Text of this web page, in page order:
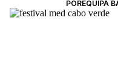
CULTURA
POREQUIPA